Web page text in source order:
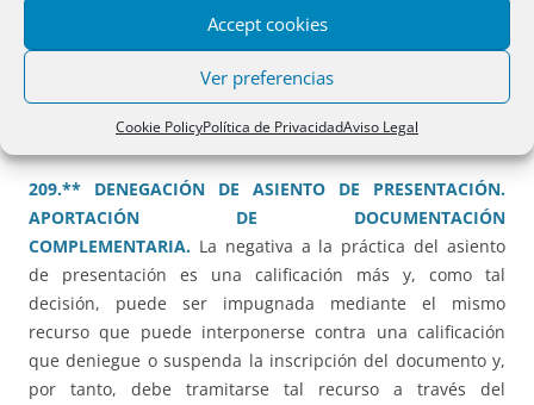
Accept cookies
Ver preferencias
Cookie PolicyPolítica de PrivacidadAviso Legal
208.** COMPRAVENTA. RÉGIMEN ECONÓMICO
MATRIMONIAL.Confusa resolución que impide el
otorgamiento de capítulos por impedirlo la ley rectora del
régimen económico, sin mencionar el Reglamento
2016/1103 vigente.
209.** DENEGACIÓN DE ASIENTO DE PRESENTACIÓN.
APORTACIÓN DE DOCUMENTACIÓN
COMPLEMENTARIA. La negativa a la práctica del asiento
de presentación es una calificación más y, como tal
decisión, puede ser impugnada mediante el mismo
recurso que puede interponerse contra una calificación
que deniegue o suspenda la inscripción del documento y,
por tanto, debe tramitarse tal recurso a través del